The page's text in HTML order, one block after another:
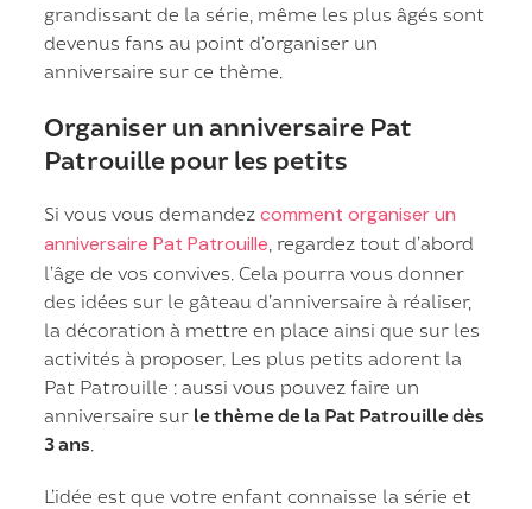
grandissant de la série, même les plus âgés sont
devenus fans au point d’organiser un
anniversaire sur ce thème.
Organiser un anniversaire Pat
Patrouille pour les petits
Si vous vous demandezcomment organiser un
anniversaire Pat Patrouille , regardez tout d’abord
l’âge de vos convives. Cela pourra vous donner
des idées sur le gâteau d’anniversaire à réaliser,
la décoration à mettre en place ainsi que sur les
activités à proposer. Les plus petits adorent la
Pat Patrouille : aussi vous pouvez faire un
anniversaire sur le thème de la Pat Patrouille dès
3 ans
L’idée est que votre enfant connaisse la série et